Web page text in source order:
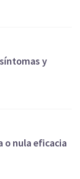
y
o nula eficacia